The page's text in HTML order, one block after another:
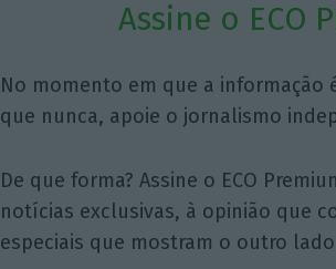
Assine o ECO
No momento em que a informação
que nunca, apoie o jornalismo
De que forma? Assine o ECO
notícias exclusivas, à opinião que
especiais que mostram o outro